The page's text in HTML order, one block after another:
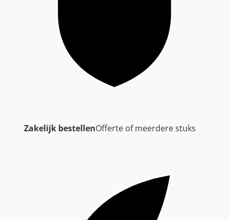
Zakelijk bestellenOfferte of meerdere stuks